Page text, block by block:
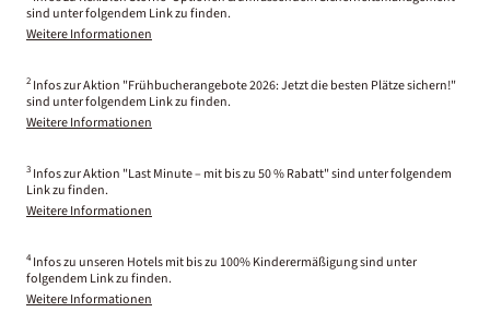
sind unter folgendem Link zu finden.
Weitere Informationen
2 Infos zur Aktion "Frühbucherangebote 2026: Jetzt die besten Plätze sichern!"
sind unter folgendem Link zu finden.
Weitere Informationen
3 Infos zur Aktion "Last Minute – mit bis zu 50 % Rabatt" sind unter folgendem
Link zu finden.
Weitere Informationen
4 Infos zu unseren Hotels mit bis zu 100% Kinderermäßigung sind unter
folgendem Link zu finden.
Weitere Informationen